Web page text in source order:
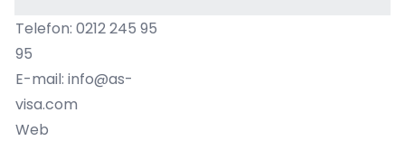
Telefon: 0212 245 95
95
E-mail: info@as-
visa.com
Web